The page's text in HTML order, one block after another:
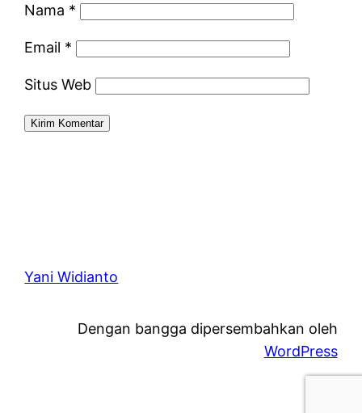
Nama *
Email *
Situs Web
Yani Widianto
Dengan bangga dipersembahkan oleh
WordPress